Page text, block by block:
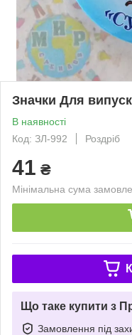
Значки Для
В наявності
Код: ЗЛ-992
Роздріб
41 ₴
Мінімальна сума
Що таке купити з
Замовлення під